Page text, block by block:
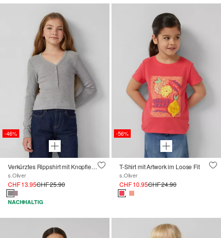
-46%
Verkürztes Rippshirt mit Knopfleiste
s.Oliver
CHF 13.95CHF 25.90
NACHHALTIG
-56%
T-Shirt mit Artwork im Loose Fit
s.Oliver
CHF 10.95CHF 24.90